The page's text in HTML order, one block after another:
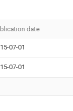
date
07-01
07-01